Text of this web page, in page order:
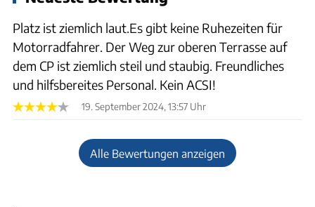
Platz ist ziemlich laut.Es gibt keine Ruhezeiten für
Motorradfahrer. Der Weg zur oberen Terrasse auf
dem CP ist ziemlich steil und staubig. Freundliches
und hilfsbereites Personal. Kein ACSI!
19. September 2024, 13:57 Uhr
Alle Bewertungen anzeigen